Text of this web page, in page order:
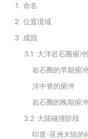
1
命名
2 位置境域
3
成因
3.1 大洋岩石圈俯
岩石圈的早期俯冲
洋中脊的俯冲
岩石圈的晚期俯冲
3.2 大陆碰撞阶段
印度-亚洲大陆的